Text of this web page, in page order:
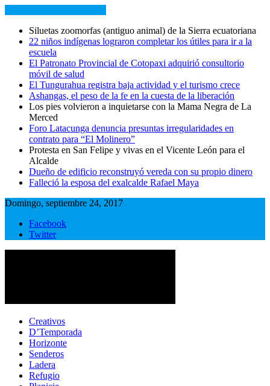
Siluetas zoomorfas (antiguo animal) de la Sierra ecuatoriana
22 niños indígenas lograron completar los útiles para ir a la
escuela
El Patronato Provincial de Cotopaxi adquirió consultorio
móvil de salud
El Tungurahua registra baja actividad y el turismo crece
Ashangas, el peso de la fe en la cuesta de la liberación
Los pies volvieron a inquietarse con la Mama Negra de La
Merced
Foro Latacunga denuncia presuntas irregularidades en
contrato para “El Molinero”
Protesta en San Felipe y vivas en el Vicente León para el
Alcalde
Dueño de edificio reconstruyó vereda con su propio dinero
Falleció la esposa del exalcalde Rafael Maya
Domingo, septiembre 24, 2017
Facebook
Twitter
Cotopaxi Noticias
Primer periódico multimedia del centro del país
Creativos
D’Temporada
Horizonte
Senderos
Ladera
Refugio